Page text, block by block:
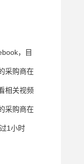
，目
采购商在
相关视频
采购商在
1小时